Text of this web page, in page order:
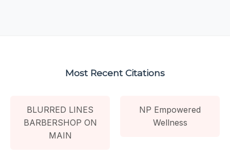
Most Recent Citations
BLURRED LINES
BARBERSHOP ON
MAIN
NP Empowered
Wellness